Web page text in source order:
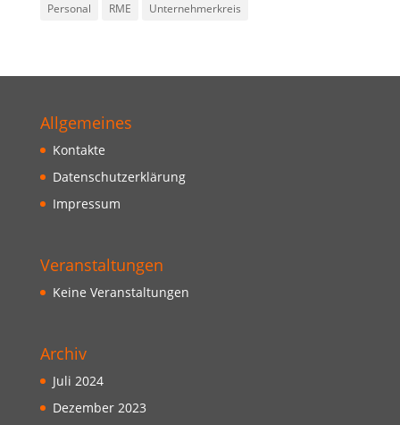
Personal
RME Unternehmerkreis
Allgemeines
Kontakte
Datenschutzerklärung
Impressum
Veranstaltungen
Keine Veranstaltungen
Archiv
Juli 2024
Dezember 2023